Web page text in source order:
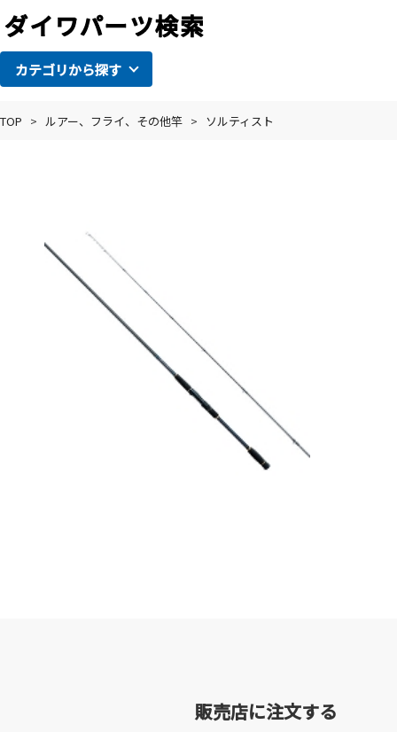
カテゴリから探す
TOP > ルアー、フライ、その他竿 > ソルティスト
販売店に注文する